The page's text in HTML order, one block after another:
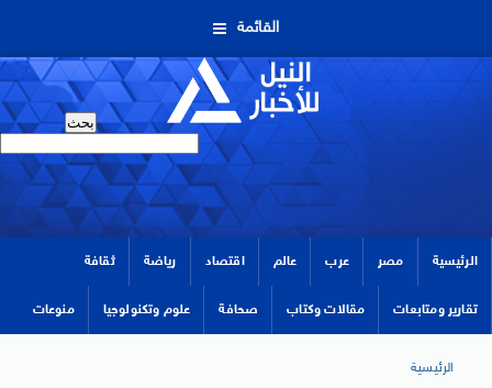
القائمة
الرئيسية مصر عرب عالم اقتصاد رياضة ثقافة
تقارير ومتابعات مقالات وكتاب صحافة علوم وتكنولوجيا منوعات
الرئيسية